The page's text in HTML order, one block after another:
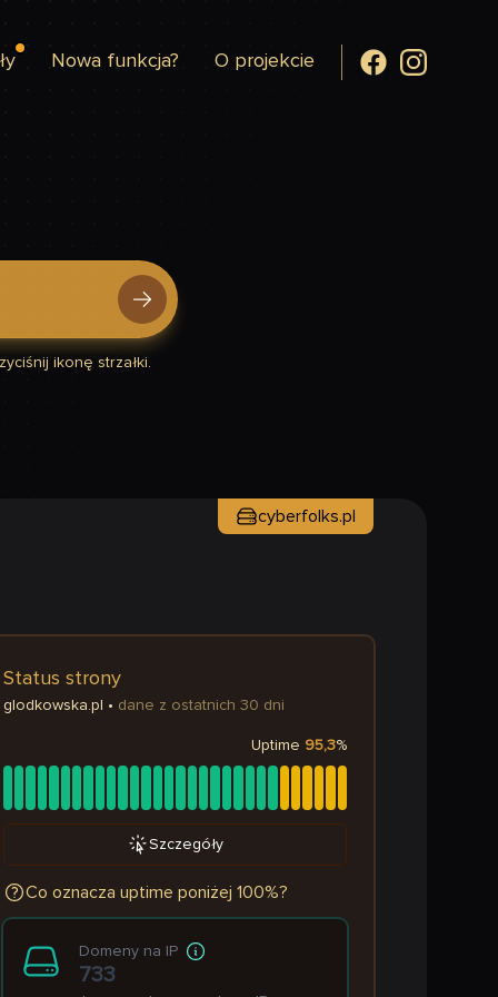
Nowa funkcja? O projekcie
ikonę strzałki.
cyberfolks.pl
Status strony
glodkowska.pl • dane z ostatnich 30 dni
Uptime 95,3%
Szczegóły
Co oznacza uptime poniżej 100%?
Domeny na IP
733